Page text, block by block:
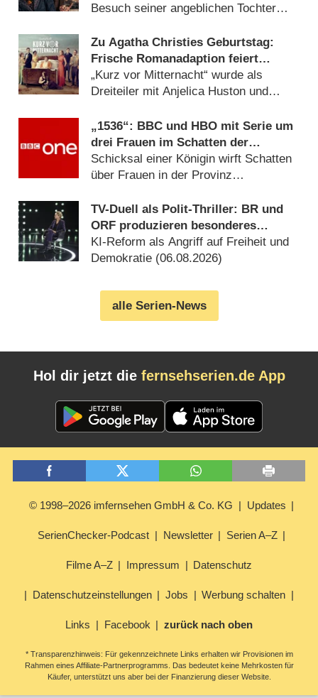
Besuch seiner angeblichen Tochter
Zu Agatha Christies Geburtstag:
Frische Romanadaption feiert
Deutschlandpremiere
„Kurz vor Mitternacht“ wurde als
Dreiteiler mit Anjelica Huston und
„1536“: BBC und HBO mit Serie um
drei Frauen im Schatten der
Verhaftung von Anne Boleyn
Schicksal einer Königin wirft Schatten
über Frauen in der Provinz
TV-Duell als Polit-Thriller: BR und
ORF produzieren besonderes
Fernseh-Kammerspiel
KI-Reform als Angriff auf Freiheit und
Demokratie (06.08.2026)
alle Serien-News
Hol dir jetzt die fernsehserien.de App
© 1998–2026 imfernsehen GmbH & Co. KG Updates
SerienChecker-Podcast Newsletter Serien A–Z
Filme A–Z Impressum Datenschutz
Datenschutzeinstellungen Jobs Werbung schalten
Links Facebook zurück nach oben
* Transparenzhinweis: Für gekennzeichnete Links erhalten wir Provisionen im
Rahmen eines Affiliate-Partnerprogramms. Das bedeutet keine Mehrkosten für
Käufer, unterstützt uns aber bei der Finanzierung dieser Website.